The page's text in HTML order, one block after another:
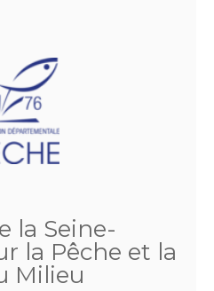
la Seine-
la Pêche et la
Milieu